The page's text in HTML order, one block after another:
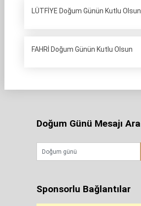
LÜTFİYE Doğum Günün Kutlu Olsun
FAHRİ Doğum Günün Kutlu Olsun
Doğum Günü Mesajı Ara
Sponsorlu Bağlantılar